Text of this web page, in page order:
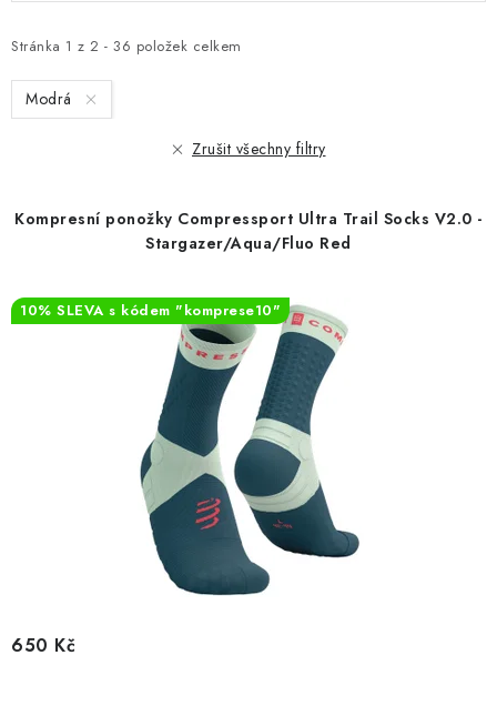
Ceník dopravy
Moje objednávka
Jak vyměnit nebo vrátit zboží
Obchodní podmínky
Ochrana osobních údajů
Zásady používání souborů cookies
i
s
p
d
t
ů
Stránka 1 z 2 - 36 položek celkem
e
n
í
o
k
t
Modrá
Zrušit všechny filtry
Kompresní ponožky Compressport Ultra Trail Socks V2.0 -
Stargazer/Aqua/Fluo Red
10% SLEVA s kódem "komprese10"
650 Kč